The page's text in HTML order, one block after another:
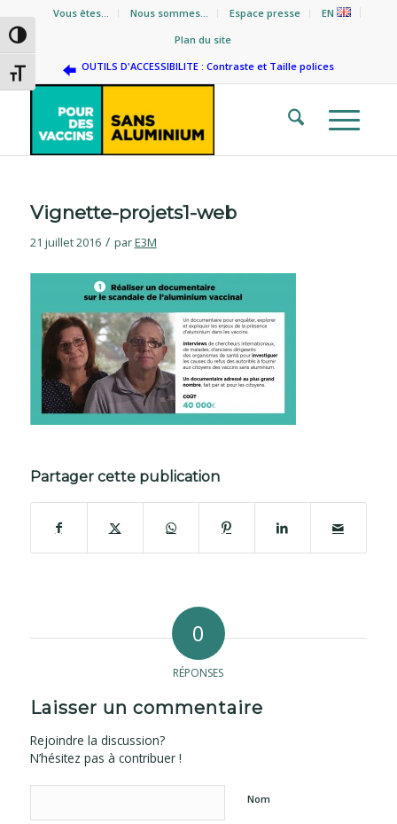
Passer en contraste élevé
Changer la taille de la police
Vous êtes… Nous sommes… Espace presse
EN
Plan du site
OUTILS D'ACCESSIBILITE : Contraste et Taille polices
Vignette-projets1-web
21 juillet 2016 / parE3M
Partager cette publication
0
RÉPONSES
Laisser un commentaire
Rejoindre la discussion?
N’hésitez pas à contribuer !
Nom